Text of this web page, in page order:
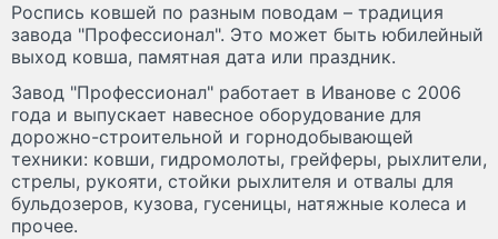
Роспись ковшей по разным поводам – традиция
завода "Профессионал". Это может быть юбилейный
выход ковша, памятная дата или праздник.
Завод "Профессионал" работает в Иванове с 2006
года и выпускает навесное оборудование для
дорожно-строительной и горнодобывающей
техники: ковши, гидромолоты, грейферы, рыхлители,
стрелы, рукояти, стойки рыхлителя и отвалы для
бульдозеров, кузова, гусеницы, натяжные колеса и
прочее.